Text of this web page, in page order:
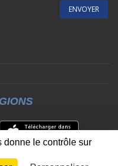
ENVOYER
donne le contrôle sur